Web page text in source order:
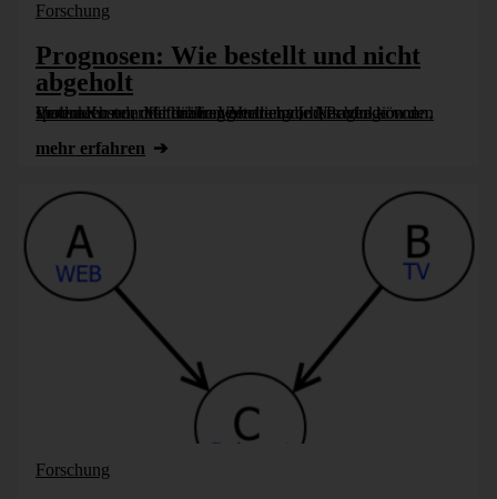
Forschung
Prognosen: Wie bestellt und nicht
abgeholt
Unternehmen, die für ihren Vertrieb die Nachfrage von Produkten oder für die Lagerhaltung und Produktion den Verbrauch von Materialien genauer vorhersagen können, sparen Kosten und haben Vorteile im [...]
mehr erfahren
Forschung